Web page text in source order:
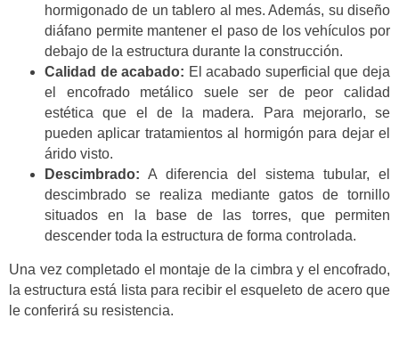
hormigonado de un tablero al mes. Además, su diseño
diáfano permite mantener el paso de los vehículos por
debajo de la estructura durante la construcción.
Calidad de acabado: El acabado superficial que deja
el encofrado metálico suele ser de peor calidad
estética que el de la madera. Para mejorarlo, se
pueden aplicar tratamientos al hormigón para dejar el
árido visto.
Descimbrado: A diferencia del sistema tubular, el
descimbrado se realiza mediante gatos de tornillo
situados en la base de las torres, que permiten
descender toda la estructura de forma controlada.
Una vez completado el montaje de la cimbra y el encofrado,
la estructura está lista para recibir el esqueleto de acero que
le conferirá su resistencia.